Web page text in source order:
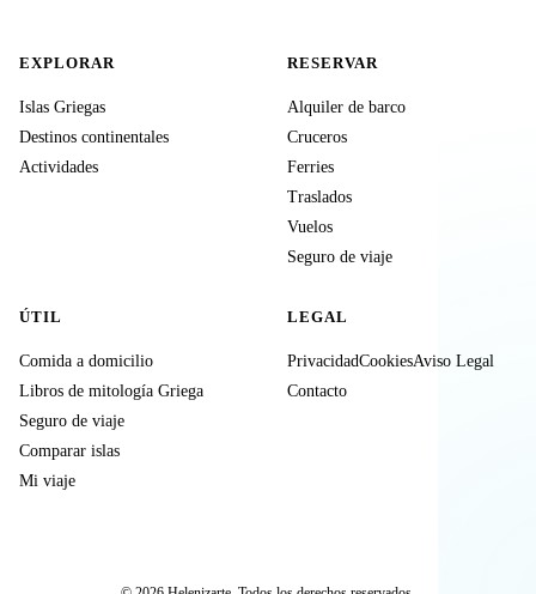
EXPLORAR
Islas Griegas
Destinos continentales
Actividades
RESERVAR
Alquiler de barco
Cruceros
Ferries
Traslados
Vuelos
Seguro de viaje
ÚTIL
Comida a domicilio
Libros de mitología Griega
Seguro de viaje
Comparar islas
Mi viaje
LEGAL
PrivacidadCookiesAviso Legal
Contacto